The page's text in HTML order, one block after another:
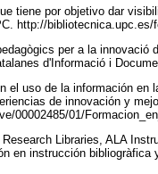
tiene por objetivo dar
http://
per a la innovació
d'Informació i
el uso de la información
de innovación y
00002485/01/
Libraries, ALA
en instrucción